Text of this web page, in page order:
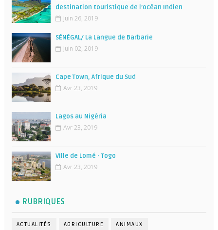
destination touristique de l’océan Indien
Juin 26, 2019
SÉNÉGAL/ La Langue de Barbarie
Juin 02, 2019
Cape Town, Afrique du Sud
Avr 23, 2019
Lagos au Nigéria
Avr 23, 2019
Ville de Lomé - Togo
Avr 23, 2019
RUBRIQUES
ACTUALITÉS AGRICULTURE ANIMAUX